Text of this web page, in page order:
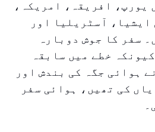
یورپ، افریقہ، امریکہ،
آسٹریلیا اور
سفر کا جوش دوبارہ
خطے میں سابقہ
ہوائی جگہ کی بندش اور
کی تھیں، ہوائی سفر